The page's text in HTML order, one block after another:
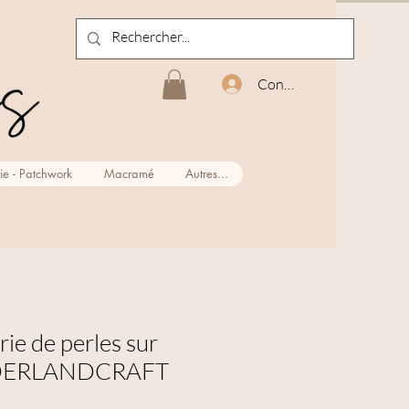
Connexion
- Patchwork Macramé Autres...
de perles sur